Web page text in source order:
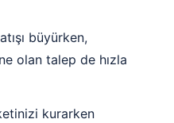
büyürken,
olan talep de hızla
kurarken